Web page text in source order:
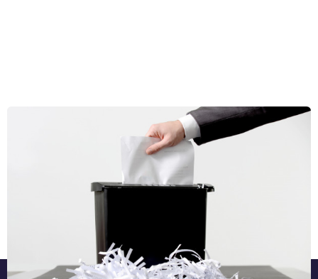
5 Tipps zur Auswahl eines Aktenvernichters + Berechnung
der Schreddergeschwindigkeit
Ob Sie einen Aktenvernichter für das Büro oder für zu Hause suchen,
die Basis des Erfolgs ist die Auswahl nach den richtigen Parametern.
Was die sogenannte Sicherheitsstufe ist, welche Materialien neben
Papier noch vernichtet werden können, wie die
Schreddergeschwindigkeit berechnet und wie das vernichtete Papier
wiederverwertet wird.
Ganzen Artikel lesen »